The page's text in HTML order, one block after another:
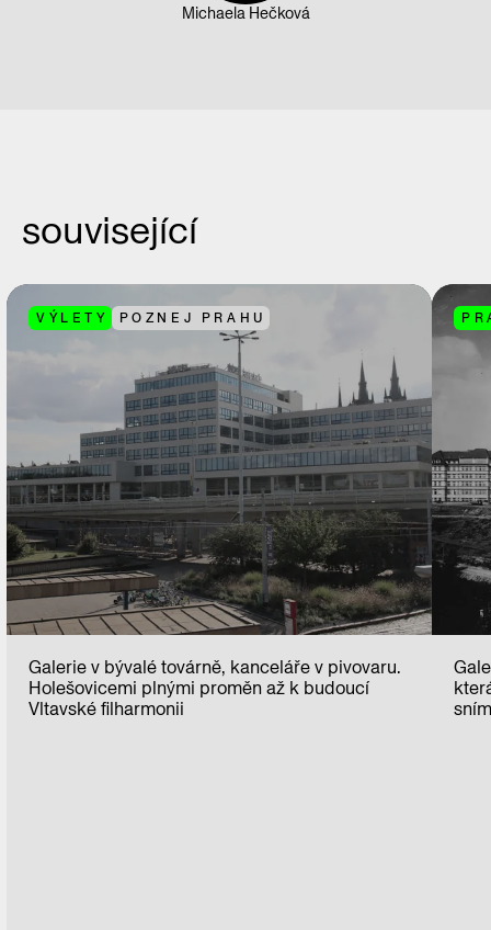
Michaela Hečková
související
VÝLETY POZNEJ PRAHU
Galerie v bývalé továrně, kanceláře v pivovaru.
Holešovicemi plnými proměn až k budoucí
Vltavské filharmonii